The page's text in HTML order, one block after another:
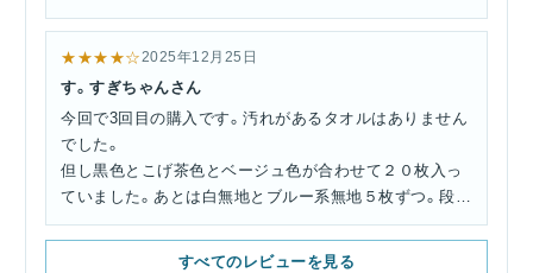
★★★★☆2025年12月25日
す。すぎちゃんさん
今回で3回目の購入です。汚れがあるタオルはありません
でした。
但し黒色とこげ茶色とベージュ色が合わせて２０枚入っ
ていました。あとは白無地とブルー系無地５枚ずつ。段ボ
ールを開けた時、暗っぽくって残念感ありました。
すべてのレビューを見る